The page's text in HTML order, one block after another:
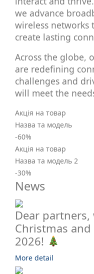
we advance
wireless networks
create lasting
Across the globe,
are redefining
challenges and
will meet the
Акція на товар
Назва та модель
-60%
Акція на товар
Назва та модель 2
-30%
News
Dear
Christmas and
2026!
More detail